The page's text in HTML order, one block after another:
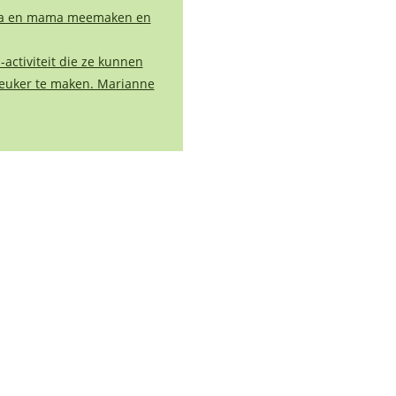
mama meemaken en
activiteit die ze kunnen
te maken. Marianne